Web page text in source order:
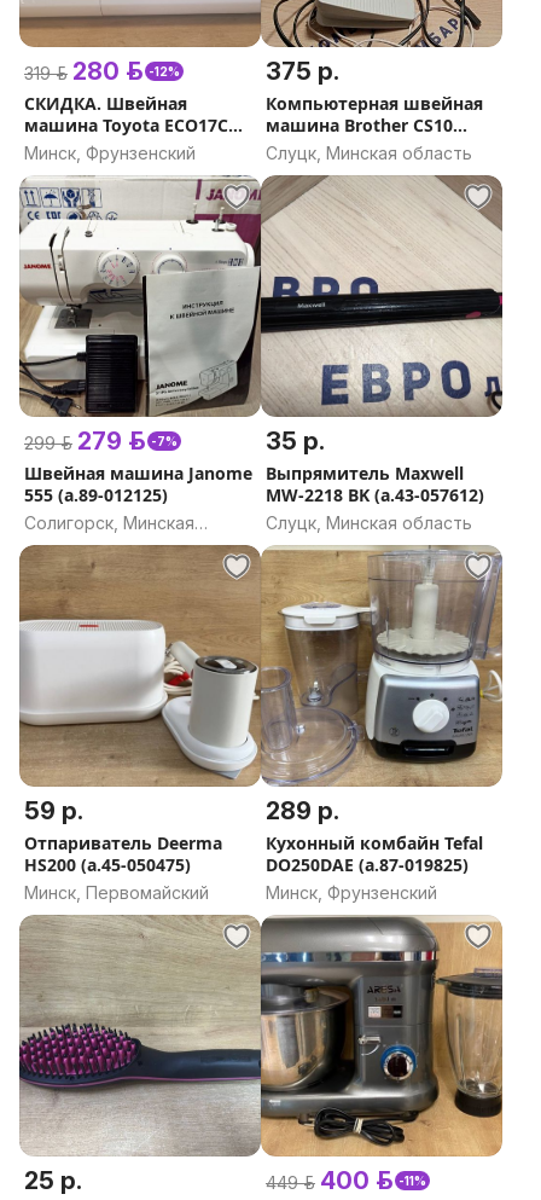
319 р. 280 р. -12%
СКИДКА. Швейная
машина Toyota ECO17C
(а.89-012457)
Минск, Фрунзенский
375 р.
Компьютерная швейная
машина Brother CS10
(а.43-055582)
Слуцк, Минская область
299 р. 279 р. -7%
Швейная машина Janome
555 (а.89-012125)
Солигорск, Минская
область
35 р.
Выпрямитель Maxwell
MW-2218 BK (а.43-057612)
Слуцк, Минская область
59 р.
Отпариватель Deerma
HS200 (а.45-050475)
Минск, Первомайский
289 р.
Кухонный комбайн Tefal
DO250DAE (а.87-019825)
Минск, Фрунзенский
25 р. 449 р. 400 р. -11%